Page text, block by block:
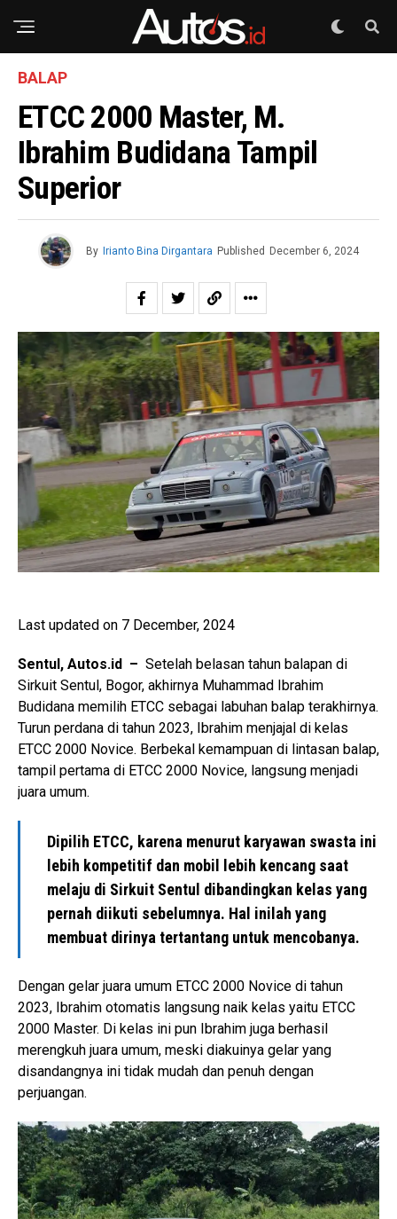
BALAP
ETCC 2000 Master, M.
Ibrahim Budidana Tampil
Superior
By Irianto Bina Dirgantara Published December 6, 2024
Last updated on 7 December, 2024
Sentul, Autos.id – Setelah belasan tahun balapan di
Sirkuit Sentul, Bogor, akhirnya Muhammad Ibrahim
Budidana memilih ETCC sebagai labuhan balap terakhirnya.
Turun perdana di tahun 2023, Ibrahim menjajal di kelas
ETCC 2000 Novice. Berbekal kemampuan di lintasan balap,
tampil pertama di ETCC 2000 Novice, langsung menjadi
juara umum.
Dipilih ETCC, karena menurut karyawan swasta ini
lebih kompetitif dan mobil lebih kencang saat
melaju di Sirkuit Sentul dibandingkan kelas yang
pernah diikuti sebelumnya. Hal inilah yang
membuat dirinya tertantang untuk mencobanya.
Dengan gelar juara umum ETCC 2000 Novice di tahun
2023, Ibrahim otomatis langsung naik kelas yaitu ETCC
2000 Master. Di kelas ini pun Ibrahim juga berhasil
merengkuh juara umum, meski diakuinya gelar yang
disandangnya ini tidak mudah dan penuh dengan
perjuangan.